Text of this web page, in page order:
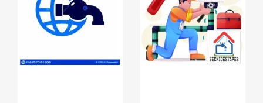
favorite_border favorite_border